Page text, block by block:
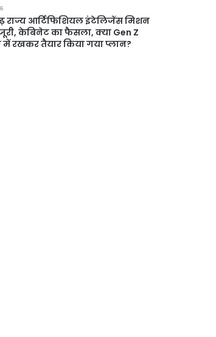
राज्य आर्टिफिशियल इंटेलिजेंस मिशन
केबिनेट का फैसला, क्या Gen Z
में रखकर तैयार किया गया प्लान?